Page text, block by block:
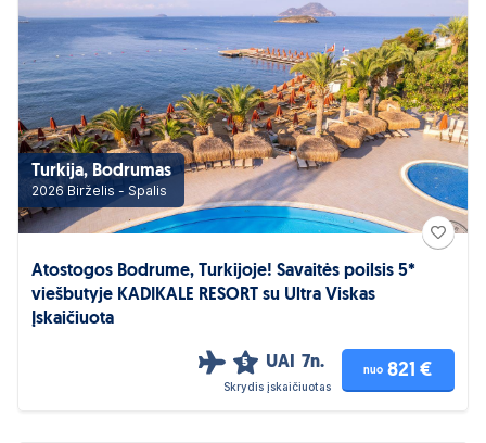
Turkija, Bodrumas
2026 Birželis - Spalis
Atostogos Bodrume, Turkijoje! Savaitės poilsis 5*
viešbutyje KADIKALE RESORT su Ultra Viskas
Įskaičiuota
5 UAI 7n.
Skrydis įskaičiuotas
nuo 821 €